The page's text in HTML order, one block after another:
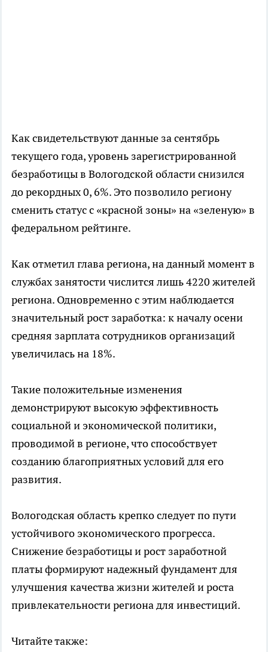
Как свидетельствуют данные за сентябрь
текущего года, уровень зарегистрированной
безработицы в Вологодской области снизился
до рекордных 0, 6%. Это позволило региону
сменить статус с «красной зоны» на «зеленую» в
федеральном рейтинге.
Как отметил глава региона, на данный момент в
службах занятости числится лишь 4220 жителей
региона. Одновременно с этим наблюдается
значительный рост заработка: к началу осени
средняя зарплата сотрудников организаций
увеличилась на 18%.
Такие положительные изменения
демонстрируют высокую эффективность
социальной и экономической политики,
проводимой в регионе, что способствует
созданию благоприятных условий для его
развития.
Вологодская область крепко следует по пути
устойчивого экономического прогресса.
Снижение безработицы и рост заработной
платы формируют надежный фундамент для
улучшения качества жизни жителей и роста
привлекательности региона для инвестиций.
Читайте также: